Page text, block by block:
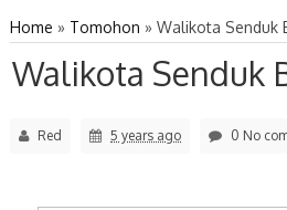
Home » Tomohon » Walikota Senduk
Walikota Senduk
Red 5 years ago 0 No